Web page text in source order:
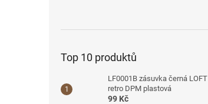
Top 10 produktů
LF0001B zásuvka černá LOFT
retro DPM plastová
99 Kč